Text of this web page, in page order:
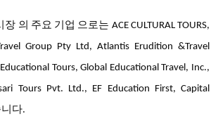
장 의 주요 기업 으로는 ACE CULTURAL TOURS,
Group Pty Ltd, Atlantis Erudition &Travel
Tours, Global Educational Travel, Inc.,
Tours Pvt. Ltd., EF Education First, Capital
니다.